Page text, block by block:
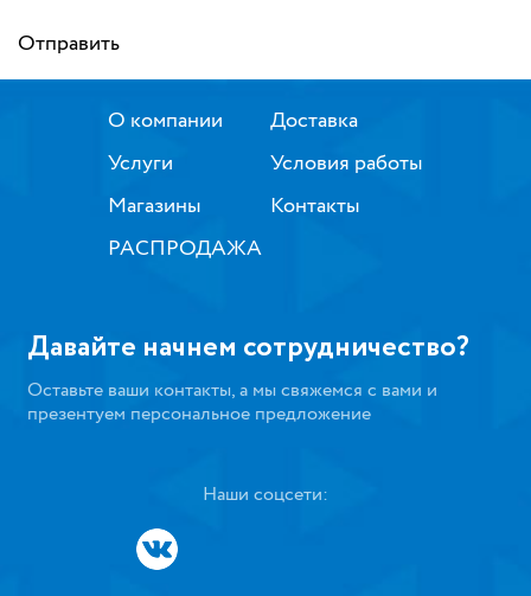
Отправить
О компании
Услуги
Магазины
РАСПРОДАЖА
Доставка
Условия работы
Контакты
Давайте начнем сотрудничество?
Оставьте ваши контакты, а мы свяжемся с вами и
презентуем персональное предложение
Наши соцсети: